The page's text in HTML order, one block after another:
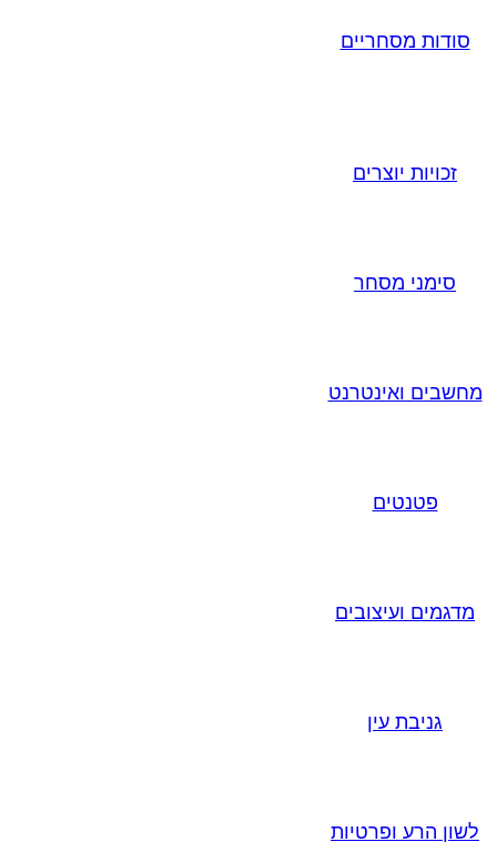
סודות מסחריים
זכויות יוצרים
סימני מסחר
מחשבים ואינטרנט
פטנטים
מדגמים ועיצובים
גניבת עין
לשון הרע ופרטיות